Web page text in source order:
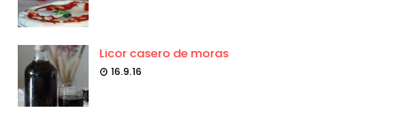
Licor casero de moras
16.9.16